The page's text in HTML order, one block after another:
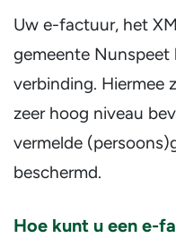
Uw e-factuur, het
gemeente Nunspeet
verbinding. Hiermee
zeer hoog niveau
vermelde
beschermd.
Hoe kunt u een e-